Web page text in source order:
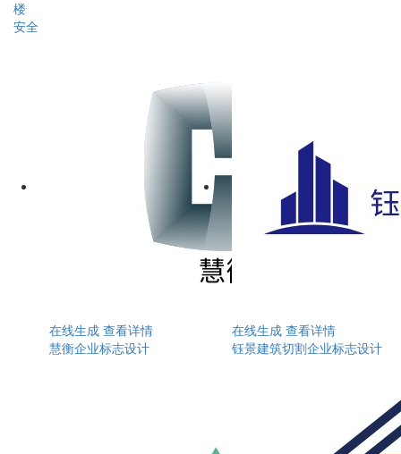
楼
安全
在线生成 查看详情
慧衡企业标志设计
在线生成 查看详情
钰景建筑切割企业标志设计